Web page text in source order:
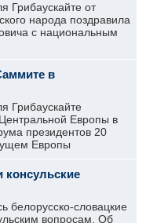
Грибаускайте от
народа поздравила
с национальным
в
Грибаускайте
Европы в
президентов 20
Европы
консульские
белорусско-словацкие
вопросам. Об